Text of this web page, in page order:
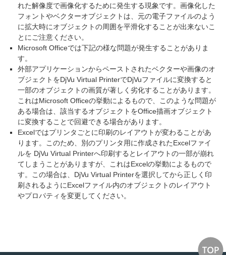
れた解像度で画像化するために発生する現象です。画像化した
フォントやベクターオブジェクトは、元の電子ファイルのよう
に拡大時にオブジェクトの周囲を平滑化することが出来ないこ
とにご注意ください。
Microsoft Officeでは下記の様な問題が発生することがありま
す。
外部アプリケーションからペーストされたベクターや画像のオ
ブジェクトをDjVu Virtual PrinterでDjVuファイルに変換すると
一部のオブジェクトの画質が著しく劣化することがあります。
これはMicrosoft Officeの挙動によるもので、このような問題が
ある場合は、該当するオブジェクトをOffice描画オブジェクト
に変換することで回避できる場合があります。
Excelではプリンタごとに印刷のレイアウトが変わることがあ
ります。このため、別のプリンタ用に作成されたExcelファイ
ルを DjVu Virtual Printerへ印刷するとレイアウトの一部が崩れ
てしまうことがありますが、これはExcelの挙動によるもので
す。この場合は、DjVu Virtual Printerを選択してから正しく印
刷されるようにExcelファイル内のオブジェクトのレイアウト
やプロパティを変更してください。